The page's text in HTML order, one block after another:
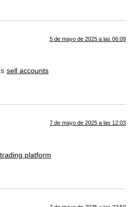
5 de mayo de 2025 a las 06:09
sell accounts
7 de mayo de 2025 a las 12:03
platform